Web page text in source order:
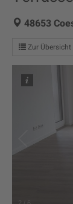
48653
Zur Übersicht